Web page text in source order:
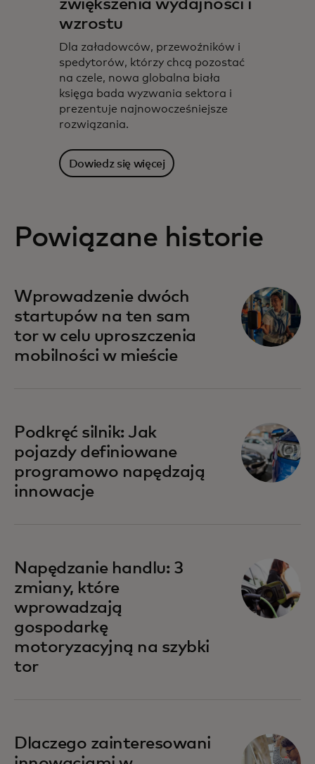
zwiększenia wydajności i
wzrostu
Dla załadowców, przewoźników i
spedytorów, którzy chcą pozostać
na czele, nowa globalna biała
księga bada wyzwania sektora i
prezentuje najnowocześniejsze
rozwiązania.
Dowiedz się więcej
Powiązane historie
Wprowadzenie dwóch
startupów na ten sam
tor w celu uproszczenia
mobilności w mieście
Podkręć silnik: Jak
pojazdy definiowane
programowo napędzają
innowacje
Napędzanie handlu: 3
zmiany, które
wprowadzają
gospodarkę
motoryzacyjną na szybki
tor
Dlaczego zainteresowani